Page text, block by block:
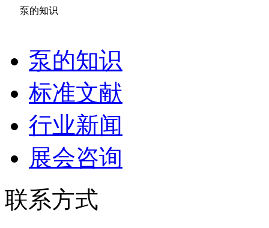
泵的知识
泵的知识
标准文献
行业新闻
展会咨询
联系方式